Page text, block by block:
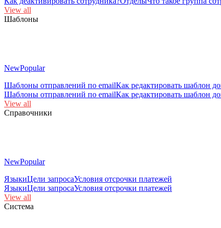
View all
Шаблоны
NewPopular
Шаблоны отправлений по emailКак редактировать шаблон
Шаблоны отправлений по emailКак редактировать шаблон
View all
Справочники
NewPopular
ЯзыкиЦели запросаУсловия отсрочки платежей
ЯзыкиЦели запросаУсловия отсрочки платежей
View all
Система